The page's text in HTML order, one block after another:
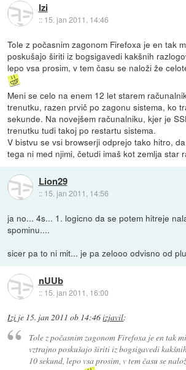
Izi
:: 15. jan 2011, 14:46
Tole z počasnim zagonom Firefoxa je en tak
poskušajo širiti iz bogsigavedi kakšnih
lepo vsa prosim, v tem času se naloži že
Meni se celo na enem 12 let starem
trenutku, razen prvič po zagonu sistema, ko
sekunde. Na novejšem računalniku, kjer je
trenutku tudi takoj po restartu sistema.
V bistvu se vsi browserji odprejo tako hitro,
tega ni med njimi, četudi imaš kot zemlja star
Lion29
:: 15. jan 2011, 14:56
ja no... 4s... 1. logicno da se potem hitreje
spominu....
sicer pa to ni mit... je pa zelooo odvisno od
nUUb
:: 15. jan 2011, 16:00
Izi je 15. jan 2011 ob 14:46izjavil:
Tole z počasnim zagonom Firefoxa je en tak
vztrajno poskušajo širiti iz bogsigavedi
10 sekund, lepo vsa prosim, v tem času se